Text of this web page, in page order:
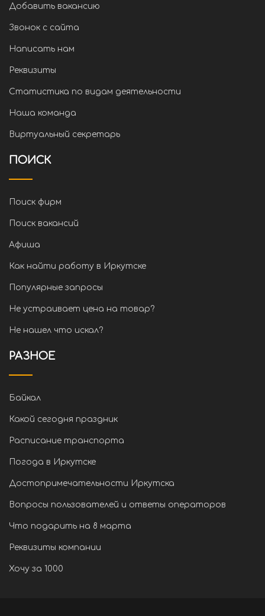
Добавить вакансию
Звонок с сайта
Написать нам
Реквизиты
Статистика по видам деятельности
Наша команда
Виртуальный секретарь
ПОИСК
Поиск фирм
Поиск вакансий
Афиша
Как найти работу в Иркутске
Популярные запросы
Не устраивает цена на товар?
Не нашел что искал?
РАЗНОЕ
Байкал
Какой сегодня праздник
Расписание транспорта
Погода в Иркутске
Достопримечательности Иркутска
Вопросы пользователей и ответы операторов
Что подарить на 8 марта
Реквизиты компании
Хочу за 1000